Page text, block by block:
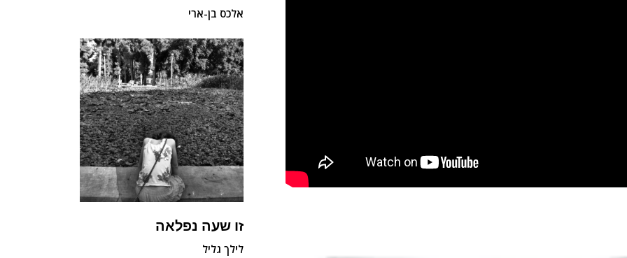
אלכס בן-ארי
זו שעה נפלאה
לילך גליל